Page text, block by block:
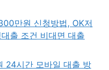
만원 신청방법, OK저
출 조건 비대면 대출
24시간 모바일 대출 방